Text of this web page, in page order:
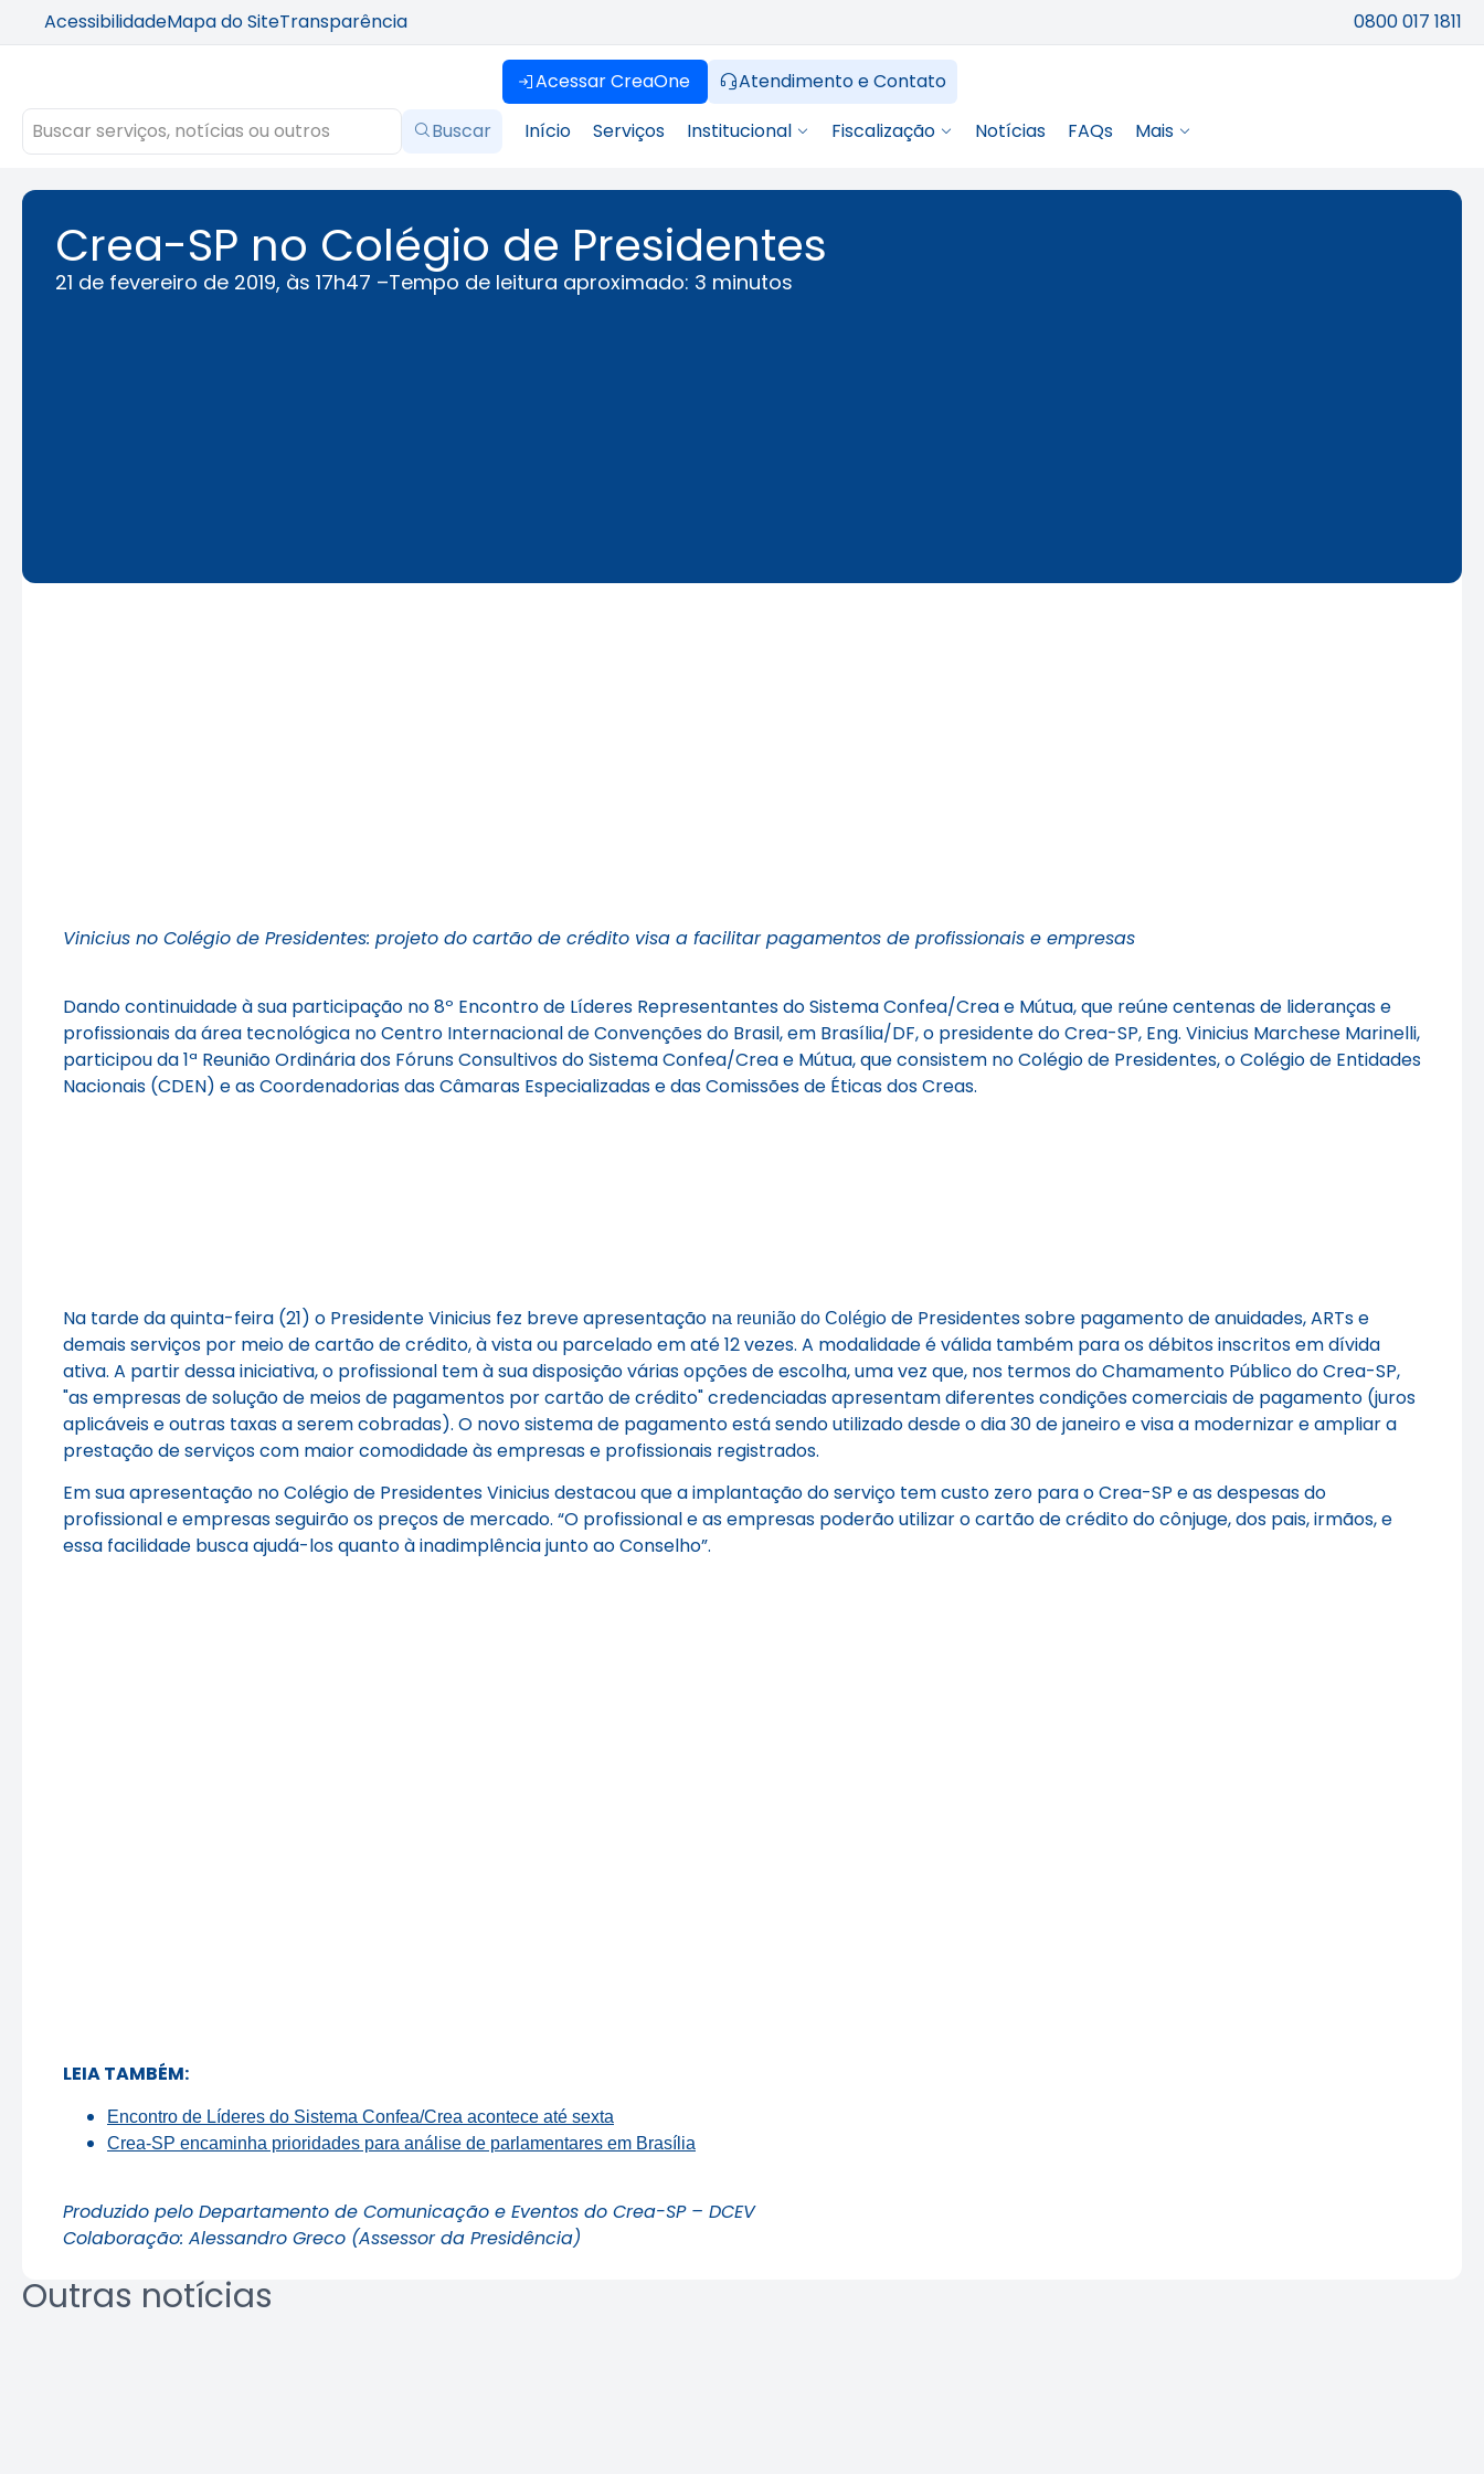
AcessibilidadeMapa do SiteTransparência 0800 017 1811
Acessar CreaOne
Atendimento e Contato
Buscar
Início Serviços Institucional Fiscalização Notícias FAQs Mais
Crea-SP no Colégio de Presidentes
21 de fevereiro de 2019, às 17h47 –Tempo de leitura aproximado: 3 minutos
Vinicius no Colégio de Presidentes: projeto do cartão de crédito visa a facilitar pagamentos de profissionais e empresas
Dando continuidade à sua participação no 8º Encontro de Líderes Representantes do Sistema Confea/Crea e Mútua, que reúne centenas de lideranças e
profissionais da área tecnológica no Centro Internacional de Convenções do Brasil, em Brasília/DF, o presidente do Crea-SP, Eng. Vinicius Marchese Marinelli,
participou da 1ª Reunião Ordinária dos Fóruns Consultivos do Sistema Confea/Crea e Mútua, que consistem no Colégio de Presidentes, o Colégio de Entidades
Nacionais (CDEN) e as Coordenadorias das Câmaras Especializadas e das Comissões de Éticas dos Creas.
Na tarde da quinta-feira (21) o Presidente Vinicius fez breve apresentação na reunião do Colégio de Presidentes sobre pagamento de anuidades, ARTs e
demais serviços por meio de cartão de crédito, à vista ou parcelado em até 12 vezes. A modalidade é válida também para os débitos inscritos em dívida
ativa. A partir dessa iniciativa, o profissional tem à sua disposição várias opções de escolha, uma vez que, nos termos do Chamamento Público do Crea-SP,
"as empresas de solução de meios de pagamentos por cartão de crédito" credenciadas apresentam diferentes condições comerciais de pagamento (juros
aplicáveis e outras taxas a serem cobradas). O novo sistema de pagamento está sendo utilizado desde o dia 30 de janeiro e visa a modernizar e ampliar a
prestação de serviços com maior comodidade às empresas e profissionais registrados.
Em sua apresentação no Colégio de Presidentes Vinicius destacou que a implantação do serviço tem custo zero para o Crea-SP e as despesas do
profissional e empresas seguirão os preços de mercado. “O profissional e as empresas poderão utilizar o cartão de crédito do cônjuge, dos pais, irmãos, e
essa facilidade busca ajudá-los quanto à inadimplência junto ao Conselho”.
LEIA TAMBÉM:
Encontro de Líderes do Sistema Confea/Crea acontece até sexta
Crea-SP encaminha prioridades para análise de parlamentares em Brasília
Produzido pelo Departamento de Comunicação e Eventos do Crea-SP – DCEV
Colaboração: Alessandro Greco (Assessor da Presidência)
Outras notícias